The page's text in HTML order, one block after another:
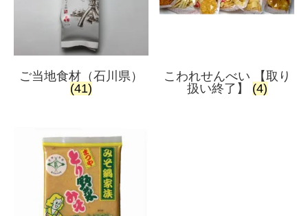
ご当地食材（石川県）
(41)
こわれせんべい 【取り
扱い終了】 (4)